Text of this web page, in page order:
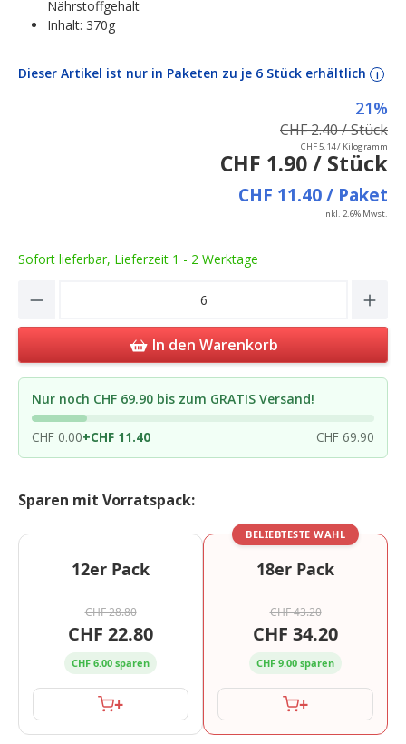
Nährstoffgehalt
Inhalt: 370g
Dieser Artikel ist nur in Paketen zu je 6 Stück erhältlich i
21%
CHF 2.40 / Stück
CHF 11.40 / Paket
CHF 5.14 / Kilogramm
CHF 1.90 / Stück
Inkl. 2.6% Mwst.
Sofort lieferbar, Lieferzeit 1 - 2 Werktage
Product Quantity: Enter the desired
In den Warenkorb
Nur noch CHF 69.90 bis zum GRATIS Versand!
CHF 0.00+CHF 11.40 CHF 69.90
Sparen mit Vorratspack:
12er Pack
CHF 28.80
CHF 22.80
CHF 6.00 sparen
+
BELIEBTESTE WAHL
18er Pack
CHF 43.20
CHF 34.20
CHF 9.00 sparen
+